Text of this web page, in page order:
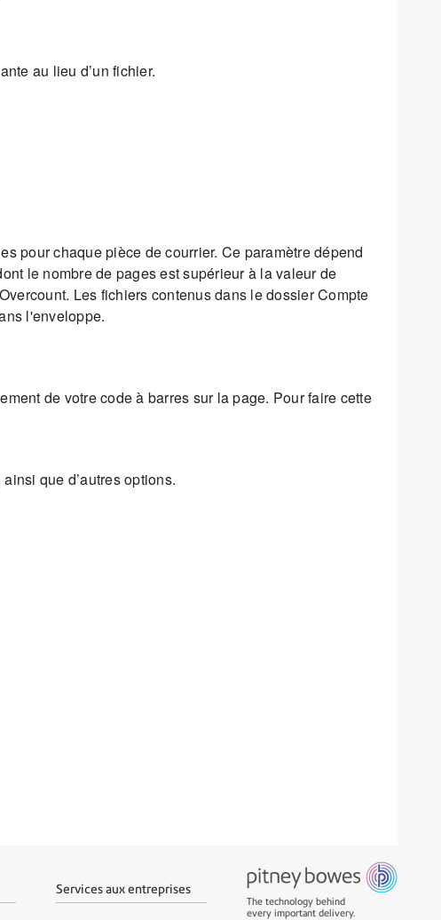
au lieu d’un fichier.
pour chaque pièce de courrier. Ce paramètre dépend
le nombre de pages est supérieur à la valeur de
Les fichiers contenus dans le dossier Compte
l'enveloppe.
de votre code à barres sur la page. Pour faire cette
que d’autres options.
Services aux entreprises
The technology behind
every important delivery.